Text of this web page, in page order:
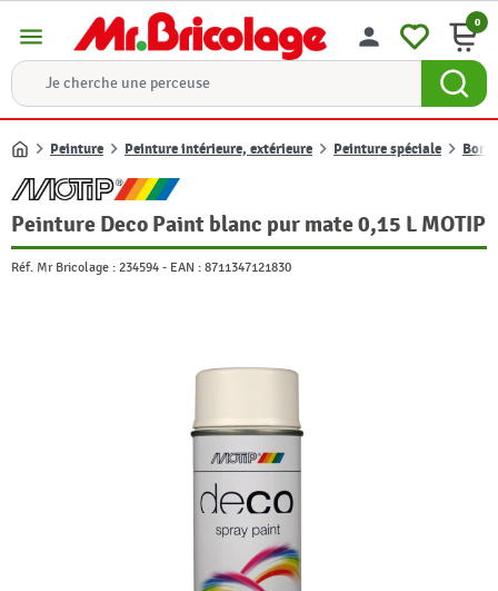
menu person 0
Accueil
Peinture Peinture intérieure, extérieure Peinture spéciale
Peinture Deco Paint blanc pur mate 0,15 L MOTIP
Réf. Mr Bricolage : 234594 - EAN : 8711347121830